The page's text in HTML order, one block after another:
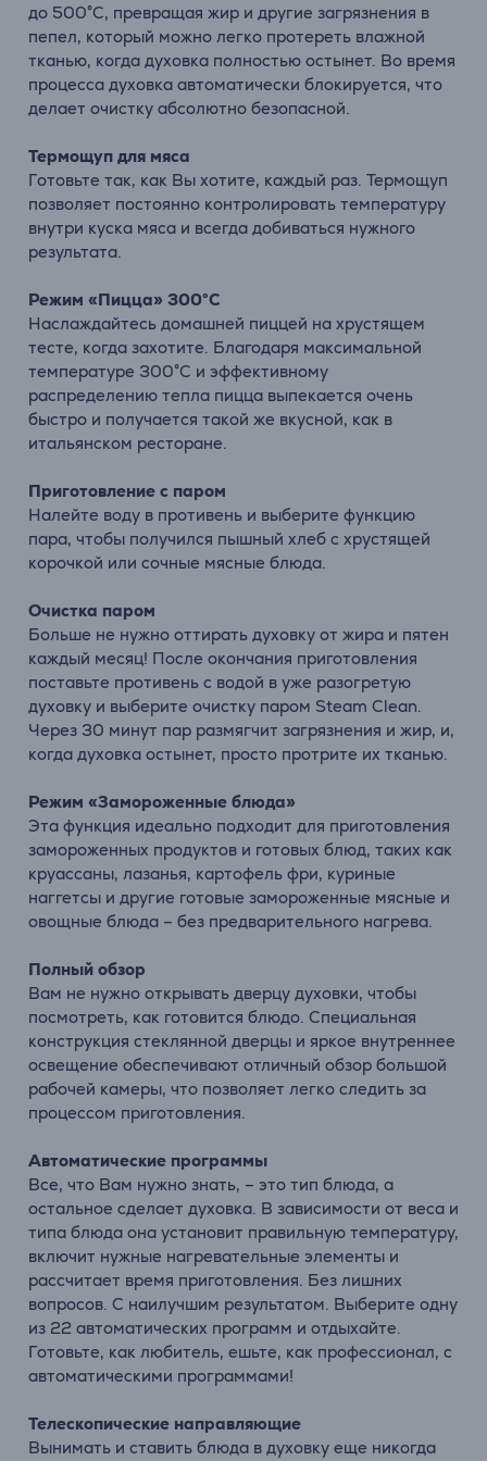
до 500°C, превращая жир и другие загрязнения в
пепел, который можно легко протереть влажной
тканью, когда духовка полностью остынет. Во время
процесса духовка автоматически блокируется, что
делает очистку абсолютно безопасной.
Термощуп для мяса
Готовьте так, как Вы хотите, каждый раз. Термощуп
позволяет постоянно контролировать температуру
внутри куска мяса и всегда добиваться нужного
результата.
Режим «Пицца» 300°C
Наслаждайтесь домашней пиццей на хрустящем
тесте, когда захотите. Благодаря максимальной
температуре 300°C и эффективному
распределению тепла пицца выпекается очень
быстро и получается такой же вкусной, как в
итальянском ресторане.
Приготовление с паром
Налейте воду в противень и выберите функцию
пара, чтобы получился пышный хлеб с хрустящей
корочкой или сочные мясные блюда.
Очистка паром
Больше не нужно оттирать духовку от жира и пятен
каждый месяц! После окончания приготовления
поставьте противень с водой в уже разогретую
духовку и выберите очистку паром Steam Clean.
Через 30 минут пар размягчит загрязнения и жир, и,
когда духовка остынет, просто протрите их тканью.
Режим «Замороженные блюда»
Эта функция идеально подходит для приготовления
замороженных продуктов и готовых блюд, таких как
круассаны, лазанья, картофель фри, куриные
наггетсы и другие готовые замороженные мясные и
овощные блюда – без предварительного нагрева.
Полный обзор
Вам не нужно открывать дверцу духовки, чтобы
посмотреть, как готовится блюдо. Специальная
конструкция стеклянной дверцы и яркое внутреннее
освещение обеспечивают отличный обзор большой
рабочей камеры, что позволяет легко следить за
процессом приготовления.
Автоматические программы
Все, что Вам нужно знать, – это тип блюда, а
остальное сделает духовка. В зависимости от веса и
типа блюда она установит правильную температуру,
включит нужные нагревательные элементы и
рассчитает время приготовления. Без лишних
вопросов. С наилучшим результатом. Выберите одну
из 22 автоматических программ и отдыхайте.
Готовьте, как любитель, ешьте, как профессионал, с
автоматическими программами!
Телескопические направляющие
Вынимать и ставить блюда в духовку еще никогда